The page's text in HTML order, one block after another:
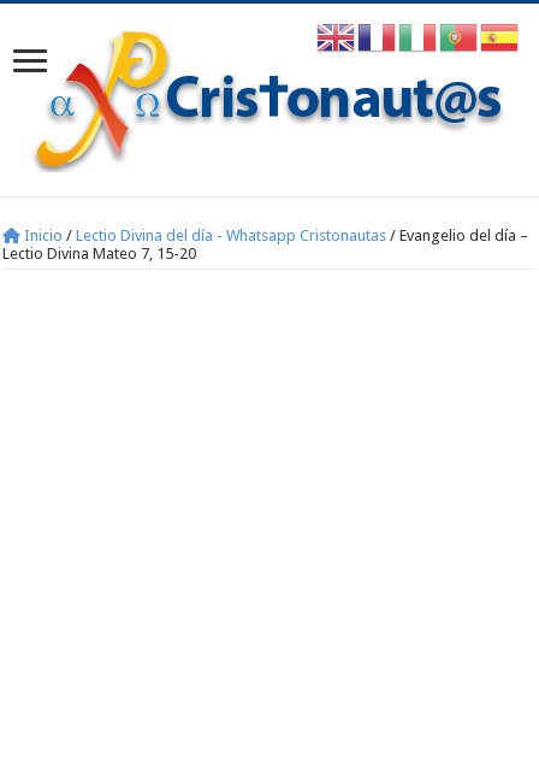
Inicio / Lectio Divina del día - Whatsapp Cristonautas / Evangelio del día –
Lectio Divina Mateo 7, 15-20